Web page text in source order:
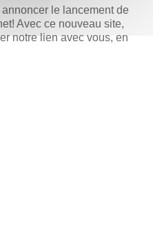
le lancement de
Avec ce nouveau site,
notre lien avec vous, en